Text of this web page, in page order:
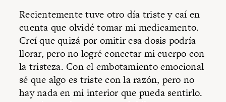
Recientemente tuve otro día triste y caí en
cuenta que olvidé tomar mi medicamento.
Creí que quizá por omitir esa dosis podría
llorar, pero no logré conectar mi cuerpo con
la tristeza. Con el embotamiento emocional
sé que algo es triste con la razón, pero no
hay nada en mi interior que pueda sentirlo.